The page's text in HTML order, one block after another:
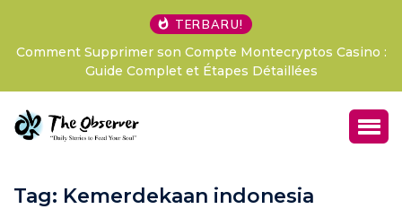
TERBARU!
:
LExpérience Pari Sportif Révolutionnaire Avis Betify
France, Votre Passeport pour des Sensations Fo
Tag: Kemerdekaan indonesia